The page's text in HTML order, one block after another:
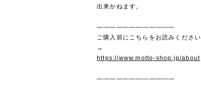
出来かねます。
————————————
ご購入前にこちらをお読みください
→
https://www.motto-shop.jp/about
————————————